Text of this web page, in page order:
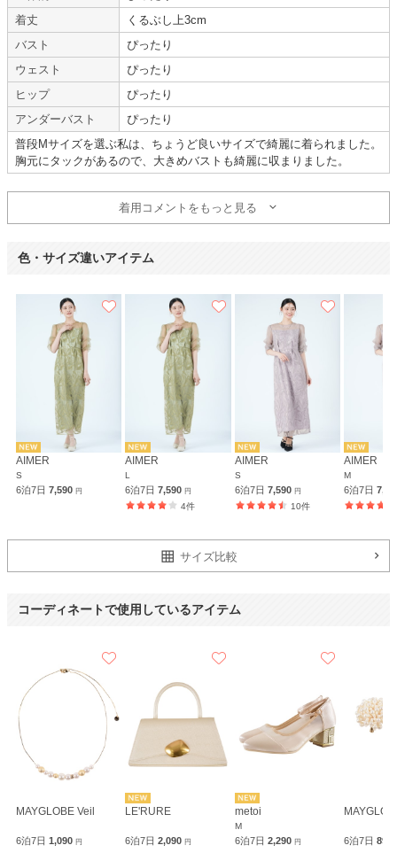
年齢 : 20代後半
身長 : 155〜159cm
体重 :
体型 :標準
サイズ :ぴったり
使用時期 :7月
【一緒に注文した商品】
着丈
くるぶし上3cm
バスト
ぴったり
ウェスト
ぴったり
ヒップ
ぴったり
アンダーバスト
ぴったり
普段Mサイズを選ぶ私は、ちょうど良いサイズで綺麗に着られました。
胸元にタックがあるので、大きめバストも綺麗に収まりました。
着用コメントをもっと見る
色・サイズ違いアイテム
AIMER
S
6泊7日 7,590 円
AIMER
L
6泊7日7,590円
4件
AIMER
S
6泊7日 7,590 円
10件
AIMER
M
6泊7日
サイズ比較
コーディネートで使用しているアイテム
MAYGLOBE Veil
6泊7日 1,090 円
LE'RURE
6泊7日2,090円
metoi
M
6泊7日 2,290 円 6泊7日 890